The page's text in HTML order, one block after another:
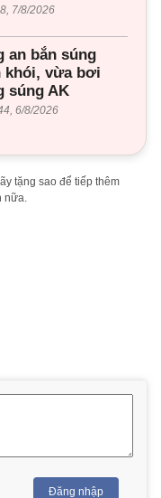
7/8/2026
an bắn súng
khói, vừa bơi
súng AK
6/8/2026
tặng sao để tiếp thêm
Đăng nhập